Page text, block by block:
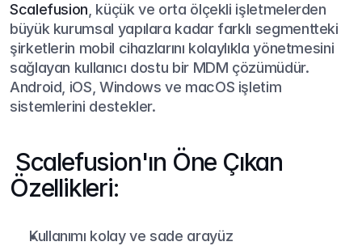
Scalefusion , küçük ve orta ölçekli işletmelerden
büyük kurumsal yapılara kadar farklı segmentteki
şirketlerin mobil cihazlarını kolaylıkla yönetmesini
sağlayan kullanıcı dostu bir MDM çözümüdür.
Android, iOS, Windows ve macOS işletim
sistemlerini destekler.
Özellikleri:
Kullanımı kolay ve sade arayüz